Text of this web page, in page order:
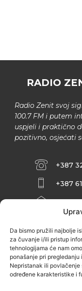
Da bismo pružili najbolje
za čuvanje i/ili pristup
tehnologijama će nam
ponašanje pri
Nepristanak ili
određene karakteristike i
RADIO
Radio Zenit svoj
100.7 FM i putem
uspjeli i praktično
pozitivno, osjećati
+387
+387